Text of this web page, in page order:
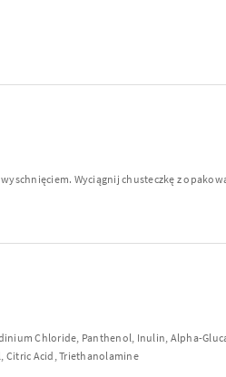
Wyciągnij chusteczkę z
Chloride, Panthenol, Inulin, Alpha-
Citric Acid, Triethanolamine